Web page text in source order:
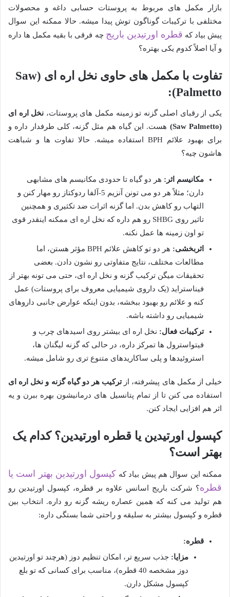
بازار مکمل های مربوط به پروستات حسابی داغه و محصولات
مختلفی با ترکیبات گوناگون توش پیدا میشه. حالا ممکنه این سوال
پیش بیاد که قطره اورتیدین باریج چه فرقی با بقیه مکمل ها داره
و آیا اصلاً کدوم یکی بهتره؟
تفاوت با مکمل های حاوی نخل اره ای (Saw
Palmetto):
یکی از رقبای اصلی گزنه تو زمینه مکمل های پروستات، نخل اره ای
(Saw Palmetto)
هست. این گیاه هم مثل گزنه، کلی طرفدار داره و
برای بهبود علائم BPH استفاده میشه. حالا تفاوت ها و شباهت
هاشون چیه؟
مکانیسم اثر: هر دو گیاه تا حدودی مکانیسم های مشابهی
دارن؛ مثلاً هر دو می تونن آنزیم 5-آلفا ردوکتاز رو مهار کنن و
التهاب رو کاهش بدن. اما گزنه اثرات ضد تکثیری و همچنین
تاثیر روی SHBG رو هم داره که نخل اره ای ممکنه اینقدر قوی
تو اون زمینه ها عمل نکنه.
اثربخشی:
هر دو تو کاهش علائم BPH مؤثر هستن، اما
مطالعات مختلف، نتایج متفاوتی رو نشون دادن. بعضی
تحقیقات میگن ترکیب گزنه و نخل اره ای، حتی می تونه بهتر از
فیناستراید (یک داروی شیمیایی معروف برای پروستات) عمل
کنه و علائم رو بهبود ببخشه، بدون اینکه عوارض جانبی داروهای
شیمیایی رو داشته باشه.
ترکیبات فعال: نخل اره ای بیشتر روی اسیدهای چرب و
فیتواسترول ها تمرکز داره، در حالی که گزنه لیگنان ها،
استروئیدها و پلی ساکاریدهای متنوع تری رو شامل میشه.
خیلی از مکمل های پیشرفته، ازترکیب هر دو گیاه گزنه و نخل اره ای
استفاده می کنن تا از تمام پتانسیل های درمانیشون بهره ببرن و یه
اثر هم افزایی ایجاد کنن.
کپسول اورتیدین یا قطره اورتیدین؟ کدام یک
بهتر است؟
ممکنه این سوال هم پیش بیاد که کپسول اورتیدین بهتر است یا
قطره؟ شرکت باریج اسانس علاوه بر قطره، کپسول اورتیدین رو
هم تولید می کنه که همین عصاره ریشه گزنه رو داره. انتخاب بین
قطره و کپسول بیشتر به سلیقه و راحتی شما بستگی داره:
قطره:
مزایا: جذب سریع تر، امکان تنظیم دوز (هرچند تو اورتیدین
دوز مشخصه 40 قطره)، مناسب برای کسانی که تو بلع
کپسول مشکل دارن.